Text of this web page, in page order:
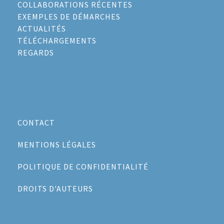
COLLABORATIONS RÉCENTES
EXEMPLES DE DÉMARCHES
ACTUALITÉS
TÉLÉCHARGEMENTS
REGARDS
CONTACT
MENTIONS LÉGALES
POLITIQUE DE CONFIDENTIALITÉ
DROITS D'AUTEURS